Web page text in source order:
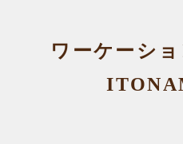
ワーケーショ